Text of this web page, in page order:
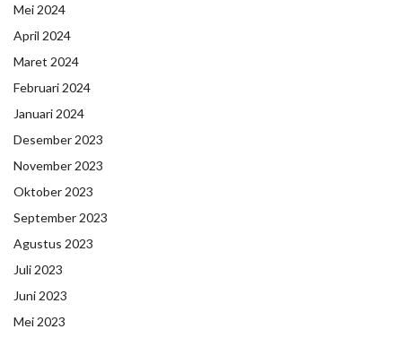
Mei 2024
April 2024
Maret 2024
Februari 2024
Januari 2024
Desember 2023
November 2023
Oktober 2023
September 2023
Agustus 2023
Juli 2023
Juni 2023
Mei 2023